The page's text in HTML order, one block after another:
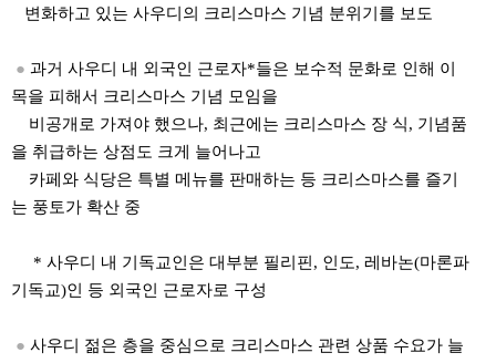
변화하고 있는 사우디의 크리스마스 기념 분위기를 보도
● 과거 사우디 내 외국인 근로자*들은 보수적 문화로 인해 이
목을 피해서 크리스마스 기념 모임을
비공개로 가져야 했으나, 최근에는 크리스마스 장 식, 기념품
을 취급하는 상점도 크게 늘어나고
카페와 식당은 특별 메뉴를 판매하는 등 크리스마스를 즐기
는 풍토가 확산 중
* 사우디 내 기독교인은 대부분 필리핀, 인도, 레바논(마론파
기독교)인 등 외국인 근로자로 구성
● 사우디 젊은 층을 중심으로 크리스마스 관련 상품 수요가 늘